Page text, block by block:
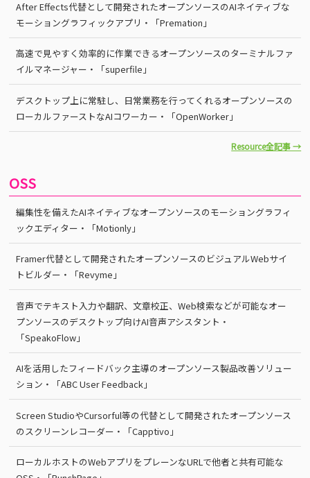
After Effects代替として開発されたオープンソースのAIネイティブな
モーショングラフィックアプリ・「Premation」
高速で見やすく効率的に作業できるオープンソースのターミナルファ
イルマネージャー・「superfile」
デスクトップ上に常駐し、日常業務を行ってくれるオープンソースの
ローカルファーストなAIコワーカー・「OpenWorker」
Resource全記事 →
OSS
編集性を備えたAIネイティブなオープンソースのモーショングラフィ
ックエディター・「Motionly」
Framer代替として開発されたオープンソースのビジュアルWebサイ
トビルダー・「Revyme」
音声でテキスト入力や翻訳、文章校正、Web検索などが可能なオー
プンソースのデスクトップ向けAI音声アシスタント・
「SpeakoFlow」
AIを活用したフィードバック主導のオープンソース製品改善ソリュー
ション・「ABC User Feedback」
Screen StudioやCursorful等の代替として開発されたオープンソース
のスクリーンレコーダー・「Capptivo」
ローカルホストのWebアプリをプレーンなURLで他者と共有可能な